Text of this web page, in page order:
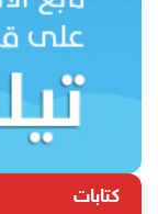
كتابات